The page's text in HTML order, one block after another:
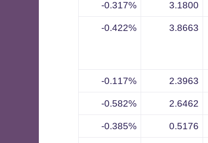
3.1800
0.317%-
3.8663
0.422%-
2.3963
0.117%-
2.6462
0.582%-
0.5176
0.385%-